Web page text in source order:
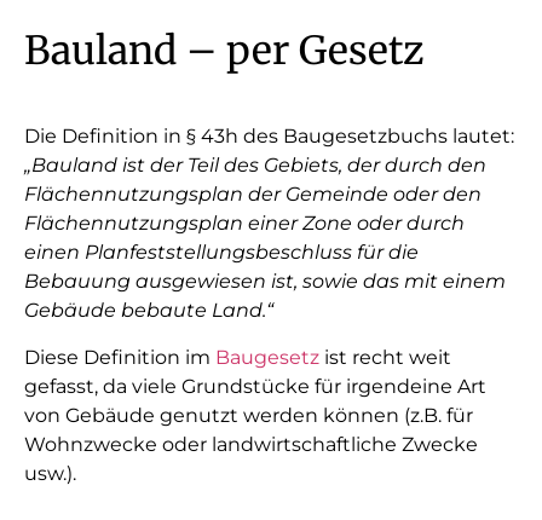
Bauland – per Gesetz
Die Definition in § 43h des Baugesetzbuchs lautet:
„Bauland ist der Teil des Gebiets, der durch den
Flächennutzungsplan der Gemeinde oder den
Flächennutzungsplan einer Zone oder durch
einen Planfeststellungsbeschluss für die
Bebauung ausgewiesen ist, sowie das mit einem
Gebäude bebaute Land.“
Diese Definition im Baugesetz ist recht weit
gefasst, da viele Grundstücke für irgendeine Art
von Gebäude genutzt werden können (z.B. für
Wohnzwecke oder landwirtschaftliche Zwecke
usw.).